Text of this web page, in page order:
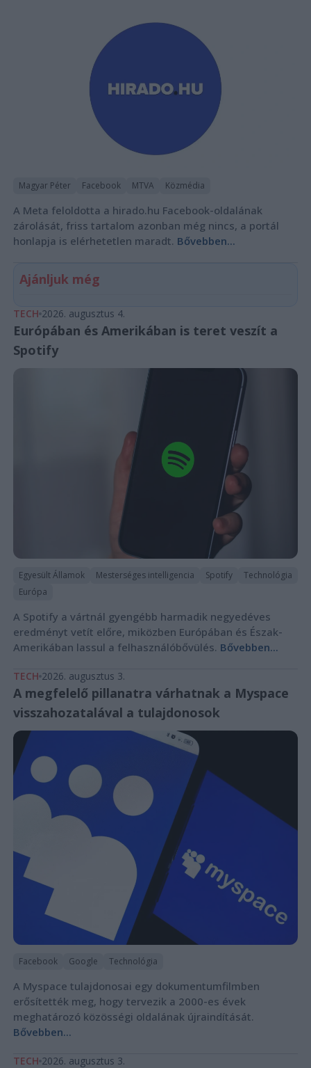
Magyar Péter Facebook MTVA Közmédia
A Meta feloldotta a hirado.hu Facebook-oldalának
zárolását, friss tartalom azonban még nincs, a portál
honlapja is elérhetetlen maradt. Bővebben...
Ajánljuk még
TECH 2026. augusztus 4.
Európában és Amerikában is teret veszít a
Spotify
Egyesült Államok Mesterséges intelligencia Spotify
Technológia
Európa
A Spotify a vártnál gyengébb harmadik negyedéves
eredményt vetít előre, miközben Európában és Észak-
Amerikában lassul a felhasználóbővülés. Bővebben...
TECH 2026. augusztus 3.
A megfelelő pillanatra várhatnak a Myspace
visszahozatalával a tulajdonosok
Facebook Google Technológia
A Myspace tulajdonosai egy dokumentumfilmben
erősítették meg, hogy tervezik a 2000-es évek
meghatározó közösségi oldalának újraindítását.
Bővebben...
TECH 2026. augusztus 3.